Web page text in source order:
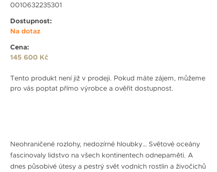
0010632235301
Dostupnost:
Na dotaz
Cena:
145 600 Kč
Tento produkt není již v prodeji. Pokud máte zájem, můžeme
pro vás poptat přímo výrobce a ověřit dostupnost.
Neohraničené rozlohy, nedozírné hloubky… Světové oceány
fascinovaly lidstvo na všech kontinentech odnepaměti. A
dnes působivé útesy a pestrý svět vodních rostlin a živočichů